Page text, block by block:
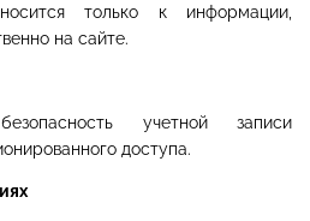
только к информации,
на сайте.
учетной записи
доступа.